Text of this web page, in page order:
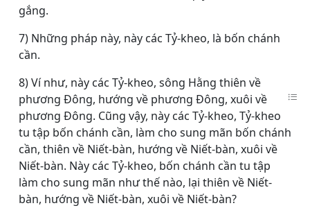
gắng.
7) Những pháp này, này các Tỷ-kheo, là bốn chánh
cần.
8) Ví như, này các Tỷ-kheo, sông Hằng thiên về
phương Ðông, hướng về phương Ðông, xuôi về
phương Ðông. Cũng vậy, này các Tỷ-kheo, Tỷ-kheo
tu tập bốn chánh cần, làm cho sung mãn bốn chánh
cần, thiên về Niết-bàn, hướng về Niết-bàn, xuôi về
Niết-bàn. Này các Tỷ-kheo, bốn chánh cần tu tập
làm cho sung mãn như thế nào, lại thiên về Niết-
bàn, hướng về Niết-bàn, xuôi về Niết-bàn?